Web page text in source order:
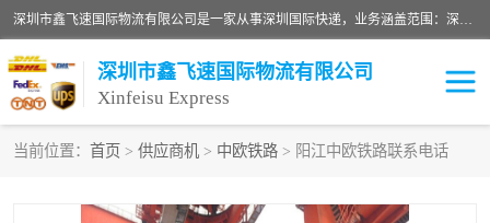
深圳市鑫飞速国际物流有限公司是一家从事深圳国际快递，业务涵盖范围：深圳DHL国际快递、深圳国际快递公司、深圳国际物流公司、深圳国际快递、深圳DHL国际快递电话可拨打全国服务热线：15019287411。欢迎各位亲来人来电到我司洽谈合作。
深圳市鑫飞速国际物流有限公司
Xinfeisu Express
当前位置： 首页 > 供应商机 > 中欧铁路 > 阳江中欧铁路联系电话